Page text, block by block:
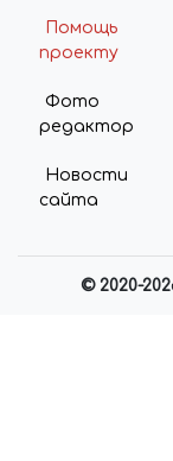
Помощь
проекту
Фото
редактор
Новости
сайта
© 2020-